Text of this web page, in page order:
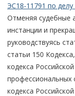
ЭС18-11791 по
Отменяя судебные
инстанции и
руководствуясь
статьи 150
кодекса
профессиональных
кодекса